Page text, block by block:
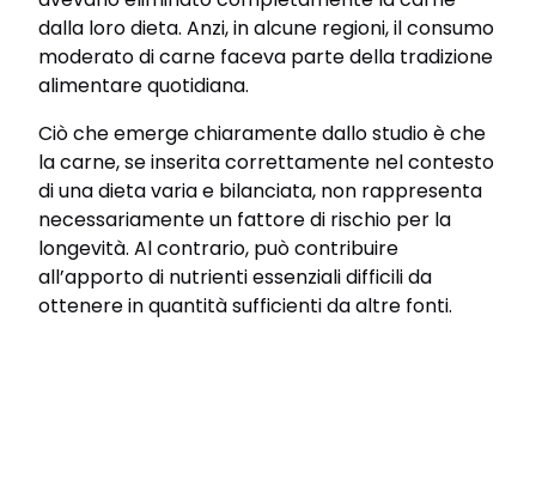
dalla loro dieta. Anzi, in alcune regioni, il consumo
moderato di carne faceva parte della tradizione
alimentare quotidiana.
Ciò che emerge chiaramente dallo studio è che
la carne, se inserita correttamente nel contesto
di una dieta varia e bilanciata, non rappresenta
necessariamente un fattore di rischio per la
longevità. Al contrario, può contribuire
all’apporto di nutrienti essenziali difficili da
ottenere in quantità sufficienti da altre fonti.